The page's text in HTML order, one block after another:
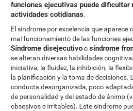
funciones ejecutivas puede dificultar
actividades cotidianas.
El síndrome por excelencia que aparece
mal funcionamiento de las funciones
Síndrome disejecutivoosíndrome
se alteran diversas habilidades
iniciativa, la fluidez, la inhibición, la
la planificación y la toma de decisiones.
conducta desorganizada, poco
de personalidad y del estado de ánimo
obsesivos e irritables). Este síndrome